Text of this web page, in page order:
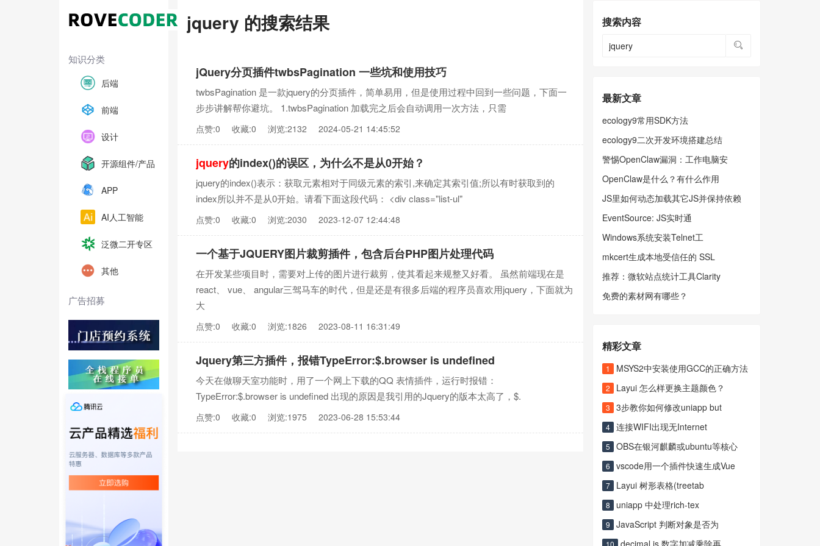
知识分类
后端
前端
设计
开源组件/产品
APP
AI人工智能
泛微二开专区
其他
广告招募
jquery 的搜索结果
jQuery分页插件twbsPagination 一些坑和使用技巧
twbsPagination 是一款jquery的分页插件，简单易用，但是使用过程中回到一些问题，下面一
步步讲解帮你避坑。 1.twbsPagination 加载完之后会自动调用一次方法，只需
点赞:0 收藏:0 浏览:2132 2024-05-21 14:45:52
jquery的index()的误区，为什么不是从0开始？
jquery的index()表示：获取元素相对于同级元素的索引,来确定其索引值;所以有时获取到的
index所以并不是从0开始。请看下面这段代码： <div class="list-ul"
点赞:0 收藏:0 浏览:2030 2023-12-07 12:44:48
一个基于JQUERY图片裁剪插件，包含后台PHP图片处理代码
在开发某些项目时，需要对上传的图片进行裁剪，使其看起来规整又好看。 虽然前端现在是
react、 vue、 angular三驾马车的时代，但是还是有很多后端的程序员喜欢用jquery，下面就为
大
点赞:0 收藏:0 浏览:1826 2023-08-11 16:31:49
Jquery第三方插件，报错TypeError:$.browser is undefined
今天在做聊天室功能时，用了一个网上下载的QQ 表情插件，运行时报错：
TypeError:$.browser is undefined 出现的原因是我引用的Jquery的版本太高了，$.
点赞:0 收藏:0 浏览:1975 2023-06-28 15:53:44
搜索内容
最新文章
ecology9常用SDK方法
ecology9二次开发环境搭建总结
警惕OpenClaw漏洞：工作电脑安
OpenClaw是什么？有什么作用
JS里如何动态加载其它JS并保持依赖
EventSource: JS实时通
Windows系统安装Telnet工
mkcert生成本地受信任的 SSL
推荐：微软站点统计工具Clarity
免费的素材网有哪些？
精彩文章
1 MSYS2中安装使用GCC的正确方法
2 Layui 怎么样更换主题颜色？
3 3步教你如何修改uniapp but
4 连接WIFI出现无Internet
5 OBS在银河麒麟或ubuntu等核心
6 vscode用一个插件快速生成Vue
7 Layui 树形表格(treetab
8 uniapp 中处理rich-tex
9 JavaScript 判断对象是否为
10 decimal.js 数字加减乘除再